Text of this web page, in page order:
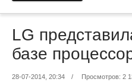
LG
базе
28-07-2014, 20:34 / Просмотров: 2